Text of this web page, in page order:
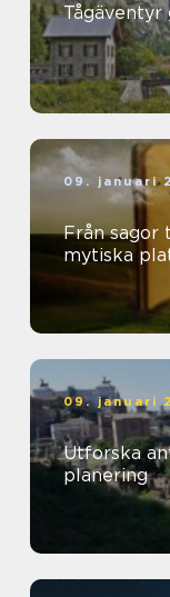
Tågäventyr
09. januari
Från sagor
mytiska
09. januari
Utforska
planering